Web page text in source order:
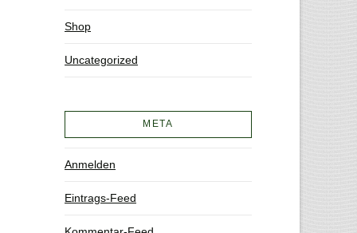
Shop
Uncategorized
META
Anmelden
Eintrags-Feed